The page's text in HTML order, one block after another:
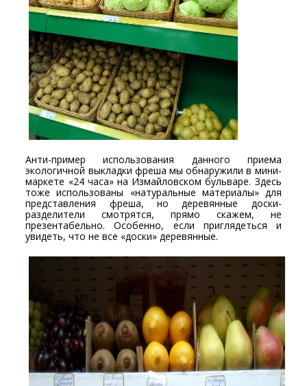
Анти-пример использования данного приема
экологичной выкладки фреша мы обнаружили в мини-
маркете «24 часа» на Измайловском бульваре. Здесь
тоже использованы «натуральные материалы» для
представления фреша, но деревянные доски-
разделители смотрятся, прямо скажем, не
презентабельно. Особенно, если приглядеться и
увидеть, что не все «доски» деревянные.